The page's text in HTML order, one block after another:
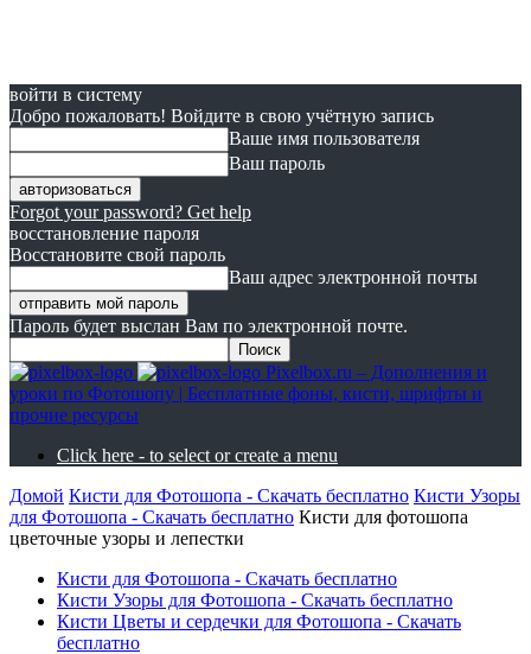
войти в систему
Добро пожаловать! Войдите в свою учётную запись
Ваше имя пользователя
Ваш пароль
Forgot your password? Get help
восстановление пароля
Восстановите свой пароль
Ваш адрес электронной почты
Пароль будет выслан Вам по электронной почте.
Pixelbox.ru – Дополнения и
уроки по Фотошопу | Бесплатные фоны, кисти, шрифты и
прочие ресурсы
Click here - to select or create a menu
Домой Кисти для Фотошопа - Скачать бесплатно Кисти Узоры
для Фотошопа - Скачать бесплатно Кисти для фотошопа
цветочные узоры и лепестки
Кисти для Фотошопа - Скачать бесплатно
Кисти Узоры для Фотошопа - Скачать бесплатно
Кисти Цветы и сердечки для Фотошопа - Скачать
бесплатно